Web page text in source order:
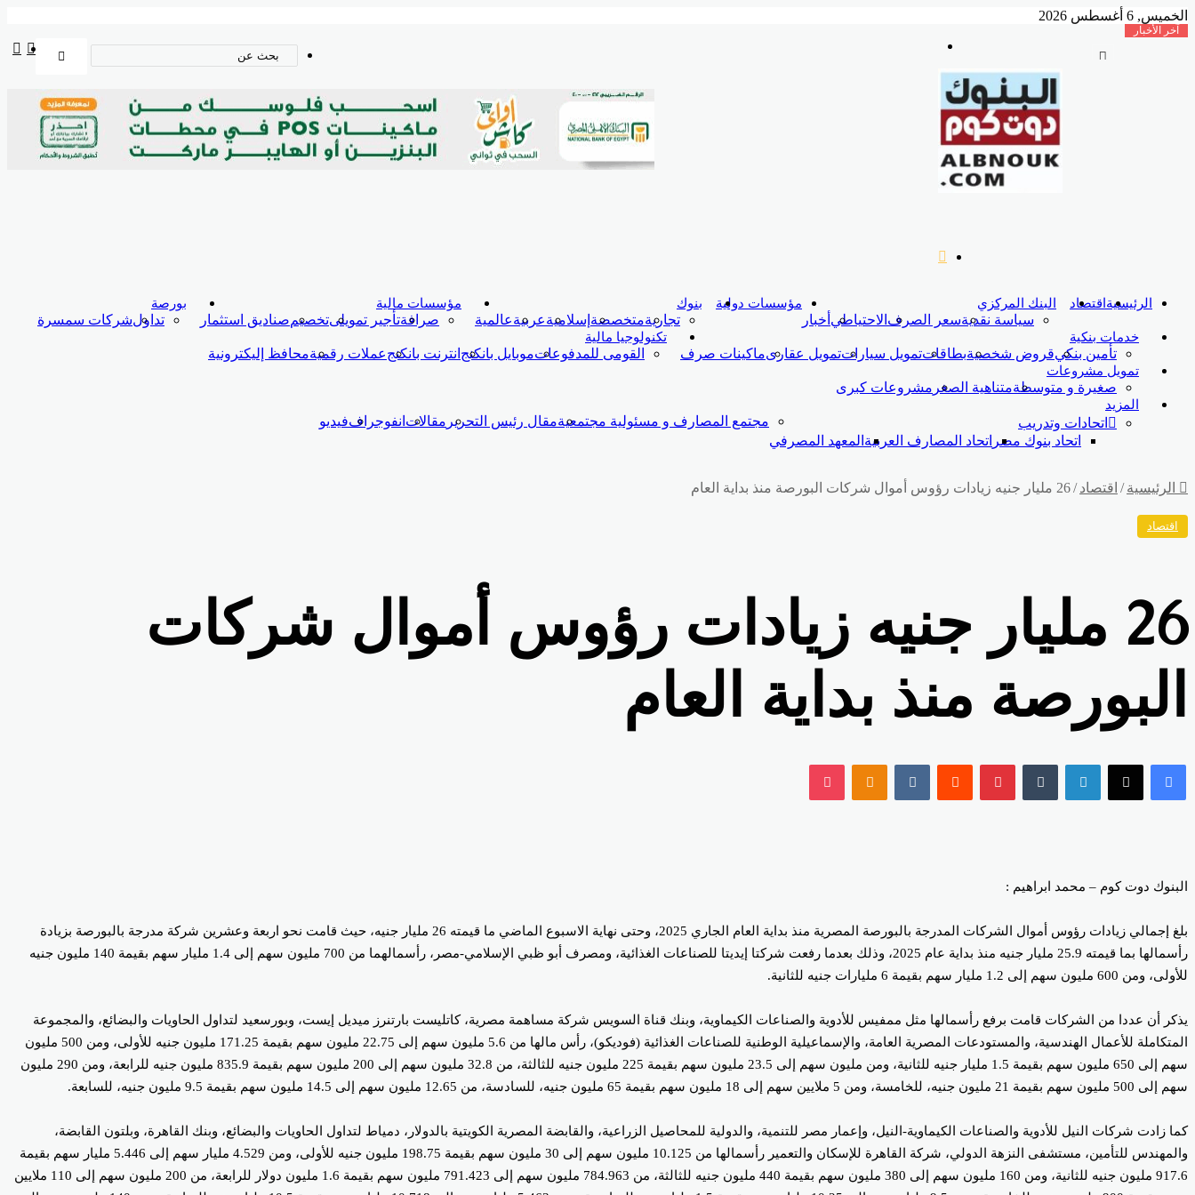
الخميس, 6 أغسطس 2026
آخر الأخبار
احتياطيات مصر من النقد الأجنبي تقفز لـ 56.3 مليار دولار بنهاية يوليو
عن
الرئيسيةاقتصاد البنك المركزي
سياسة نقديةسعر الصرف الاحتياطي أخبار
مؤسسات دولية بنوك
تجاريةمتخصصة إسلاميةعربيةعالمية
مؤسسات مالية
صرافةتأجير تمويلىتخصيمصناديق استثمار
بورصة
تداولشركات سمسرة
خدمات بنكية
تأمين بنكيقروض شخصيةبطاقاتتمويل سياراتتمويل عقارىماكينات صرف
تكنولوجيا مالية
القومى للمدفوعاتموبايل بانكنج انترنت بانكنجعملات رقميةمحافظ إليكترونية
تمويل مشروعات
صغيرة و متوسطةمتناهية الصغر مشروعات كبرى
المزيد
اتحادات وتدريب
اتحاد بنوك مصر اتحاد المصارف العربية المعهد المصرفي
مجتمع المصارف و مسئولية مجتمعيةمقال رئيس التحرير مقالات انفوجراففيديو
الرئيسية / اقتصاد /26 مليار جنيه زيادات رؤوس أموال شركات البورصة منذ بداية العام
اقتصاد
26 مليار جنيه زيادات رؤوس أموال شركات
البورصة منذ بداية العام
فيسبوك‫X لينكدإن بينتيريست Odnoklassniki
‫Pocket
البنوك دوت كوم – محمد ابراهيم :
بلغ إجمالي زيادات رؤوس أموال الشركات المدرجة بالبورصة المصرية منذ بداية العام الجاري 2025، وحتى نهاية الاسبوع الماضي ما قيمته 26 مليار جنيه، حيث قامت نحو اربعة وعشرين شركة مدرجة بالبورصة بزيادة
رأسمالها بما قيمته 25.9 مليار جنيه منذ بداية عام 2025، وذلك بعدما رفعت شركتا إيديتا للصناعات الغذائية، ومصرف أبو ظبي الإسلامي-مصر، رأسمالهما من 700 مليون سهم إلى 1.4 مليار سهم بقيمة 140 مليون جنيه
للأولى، ومن 600 مليون سهم إلى 1.2 مليار سهم بقيمة 6 مليارات جنيه للثانية.
يذكر أن عددا من الشركات قامت برفع رأسمالها مثل ممفيس للأدوية والصناعات الكيماوية، وبنك قناة السويس شركة مساهمة مصرية، كاتليست بارتنرز ميديل إيست، وبورسعيد لتداول الحاويات والبضائع، والمجموعة
المتكاملة للأعمال الهندسية، والمستودعات المصرية العامة، والإسماعيلية الوطنية للصناعات الغذائية (فوديكو)، رأس مالها من 5.6 مليون سهم إلى 22.75 مليون سهم بقيمة 171.25 مليون جنيه للأولى، ومن 500 مليون
سهم إلى 650 مليون سهم بقيمة 1.5 مليار جنيه للثانية، ومن مليون سهم إلى 23.5 مليون سهم بقيمة 225 مليون جنيه للثالثة، من 32.8 مليون سهم إلى 200 مليون سهم بقيمة 835.9 مليون جنيه للرابعة، ومن 290 مليون
سهم إلى 500 مليون سهم بقيمة 21 مليون جنيه، للخامسة، ومن 5 ملايين سهم إلى 18 مليون سهم بقيمة 65 مليون جنيه، للسادسة، من 12.65 مليون سهم إلى 14.5 مليون سهم بقيمة 9.5 مليون جنيه، للسابعة.
كما زادت شركات النيل للأدوية والصناعات الكيماوية-النيل، وإعمار مصر للتنمية، والدولية للمحاصيل الزراعية، والقابضة المصرية الكويتية بالدولار، دمياط لتداول الحاويات والبضائع، وبنك القاهرة، وبلتون القابضة،
والمهندس للتأمين، مستشفى النزهة الدولي، شركة القاهرة للإسكان والتعمير رأسمالها من 10.125 مليون سهم إلى 30 مليون سهم بقيمة 198.75 مليون جنيه للأولى، ومن 4.529 مليار سهم إلى 5.446 مليار سهم بقيمة
917.6 مليون جنيه للثانية، ومن 160 مليون سهم إلى 380 مليون سهم بقيمة 440 مليون جنيه للثالثة، من 784.963 مليون سهم إلى 791.423 مليون سهم بقيمة 1.6 مليون دولار للرابعة، من 200 مليون سهم إلى 110 ملايين